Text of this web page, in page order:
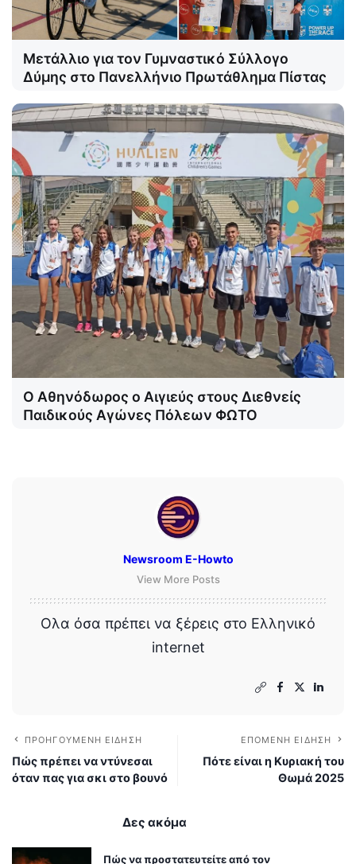
Μετάλλιο για τον Γυμναστικό Σύλλογο
Δύμης στο Πανελλήνιο Πρωτάθλημα Πίστας
Ο Αθηνόδωρος ο Αιγιεύς στους Διεθνείς
Παιδικούς Αγώνες Πόλεων ΦΩΤΟ
Newsroom E-Howto
View More Posts
Ολα όσα πρέπει να ξέρεις στο Ελληνικό
internet
ΠΡΟΗΓΟΎΜΕΝΗ ΕΊΔΗΣΗ
Πώς πρέπει να ντύνεσαι
όταν πας για σκι στο βουνό
ΕΠΌΜΕΝΗ ΕΊΔΗΣΗ
Πότε είναι η Κυριακή του
Θωμά 2025
Δες ακόμα
Πώς να προστατευτείτε από τον